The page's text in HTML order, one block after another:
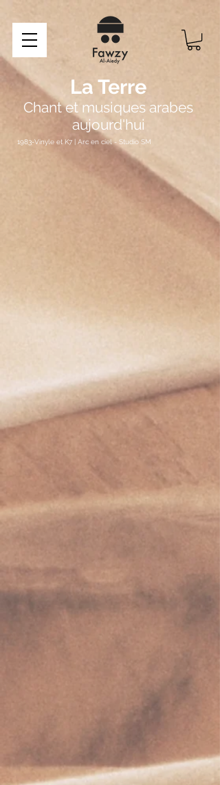
La Terre
Chant et musiques arabes
aujourd'hui
1983-Vinyle et K7 | Arc en ciel - Studio SM